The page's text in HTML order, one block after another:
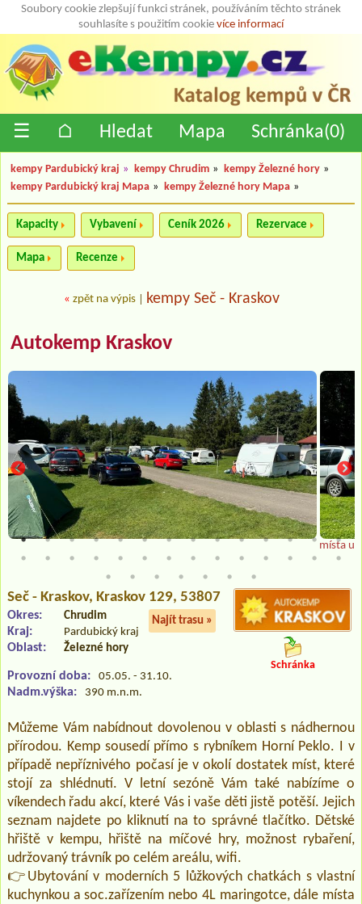
Soubory cookie zlepšují funkci stránek, používáním těchto stránek
souhlasíte s použitím cookie více informací
☰ ⌂ Hledat Mapa Schránka(0)
kempy Pardubický kraj » kempy Chrudim » kempy Železné hory »
kempy Pardubický kraj Mapa » kempy Železné hory Mapa »
Kapacity Vybavení Ceník 2026 Rezervace
Mapa Recenze
« zpět na výpis kempy Seč - Kraskov
Autokemp Kraskov
místa u
Seč - Kraskov, Kraskov 129, 53807
Najít trasu »
Okres: Chrudim
Kraj: Pardubický kraj
Oblast: Železné hory
Provozní doba: 05.05. - 31.10.
Nadm.výška: 390 m.n.m.
Schránka
Můžeme Vám nabídnout dovolenou v oblasti s nádhernou
přírodou. Kemp sousedí přímo s rybníkem Horní Peklo. I v
případě nepříznivého počasí je v okolí dostatek míst, které
stojí za shlédnutí. V letní sezóně Vám také nabízíme o
víkendech řadu akcí, které Vás i vaše děti jistě potěší. Jejich
seznam najdete po kliknutí na to správné tlačítko. Dětské
hřiště v kempu, hřiště na míčové hry, možnost rybaření,
udržovaný trávník po celém areálu, wifi.
👉Ubytování v moderních 5 lůžkových chatkách s vlastní
kuchynkou a soc.zařízením nebo 4L maringotce, dále místa